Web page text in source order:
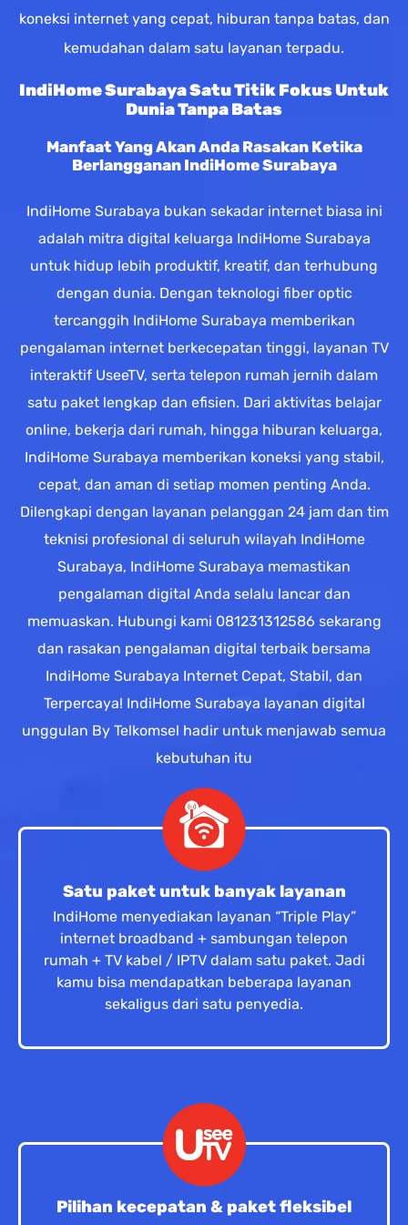
koneksi internet yang cepat, hiburan tanpa batas, dan
kemudahan dalam satu layanan terpadu.
IndiHome Surabaya Satu Titik Fokus Untuk
Dunia Tanpa Batas
Manfaat Yang Akan Anda Rasakan Ketika
Berlangganan IndiHome Surabaya
IndiHome Surabaya bukan sekadar internet biasa ini
adalah mitra digital keluarga IndiHome Surabaya
untuk hidup lebih produktif, kreatif, dan terhubung
dengan dunia. Dengan teknologi fiber optic
tercanggih IndiHome Surabaya memberikan
pengalaman internet berkecepatan tinggi, layanan TV
interaktif UseeTV, serta telepon rumah jernih dalam
satu paket lengkap dan efisien. Dari aktivitas belajar
online, bekerja dari rumah, hingga hiburan keluarga,
IndiHome Surabaya memberikan koneksi yang stabil,
cepat, dan aman di setiap momen penting Anda.
Dilengkapi dengan layanan pelanggan 24 jam dan tim
teknisi profesional di seluruh wilayah IndiHome
Surabaya, IndiHome Surabaya memastikan
pengalaman digital Anda selalu lancar dan
memuaskan. Hubungi kami 081231312586 sekarang
dan rasakan pengalaman digital terbaik bersama
IndiHome Surabaya Internet Cepat, Stabil, dan
Terpercaya! IndiHome Surabaya layanan digital
unggulan By Telkomsel hadir untuk menjawab semua
kebutuhan itu
Satu paket untuk banyak layanan
IndiHome menyediakan layanan “Triple Play”
internet broadband + sambungan telepon
rumah + TV kabel / IPTV dalam satu paket. Jadi
kamu bisa mendapatkan beberapa layanan
sekaligus dari satu penyedia.
Pilihan kecepatan & paket fleksibel